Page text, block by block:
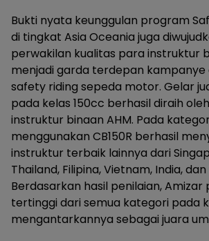
Bukti nyata keunggulan program
di tingkat Asia Oceania juga
perwakilan kualitas para instruktur
menjadi garda terdepan
safety riding sepeda motor. Gelar
pada kelas 150cc berhasil diraih
instruktur binaan AHM. Pada
menggunakan CB150R berhasil
instruktur terbaik lainnya dari
Thailand, Filipina, Vietnam, India, dan
Berdasarkan hasil penilaian, Amizar
tertinggi dari semua kategori pada
mengantarkannya sebagai juara